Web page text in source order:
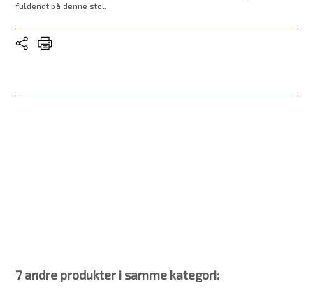
fuldendt på denne stol.
7 andre produkter i samme kategori: